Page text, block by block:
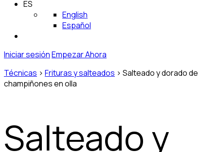
ES
English
Español
Iniciar sesiónEmpezar Ahora
Técnicas > Frituras y salteados > Salteado y dorado de
champiñones en olla
Salteado y